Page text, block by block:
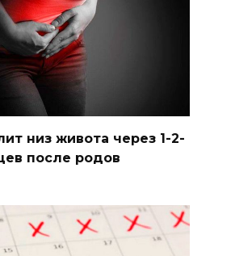
низ живота через 1-2-
после родов